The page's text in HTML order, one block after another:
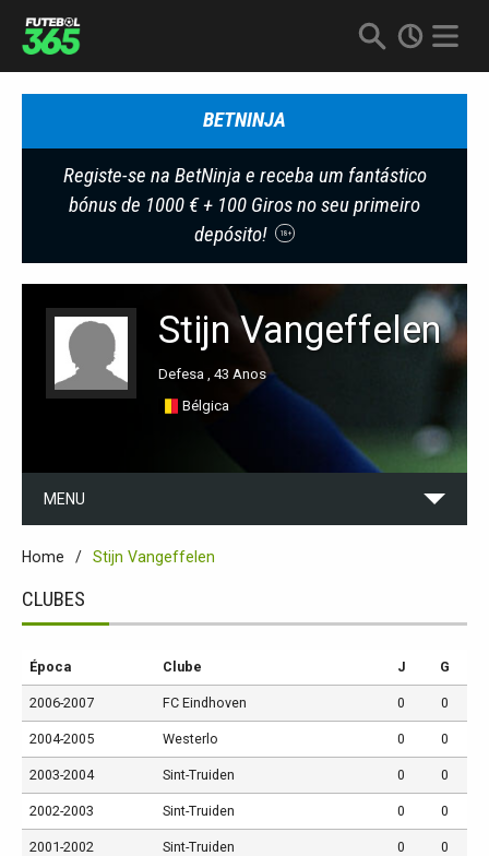
BETNINJA
Registe-se na BetNinja e receba um fantástico
bónus de 1000 € + 100 Giros no seu primeiro
depósito!
18+
Stijn Vangeffelen
Defesa , 43 Anos
Bélgica
MENU
Home Stijn Vangeffelen
CLUBES
Época Clube J G
2006-2007 FC Eindhoven 0 0
2004-2005 Westerlo 0 0
2003-2004 Sint-Truiden 0 0
2002-2003 Sint-Truiden 0 0
2001-2002 Sint-Truiden 0 0